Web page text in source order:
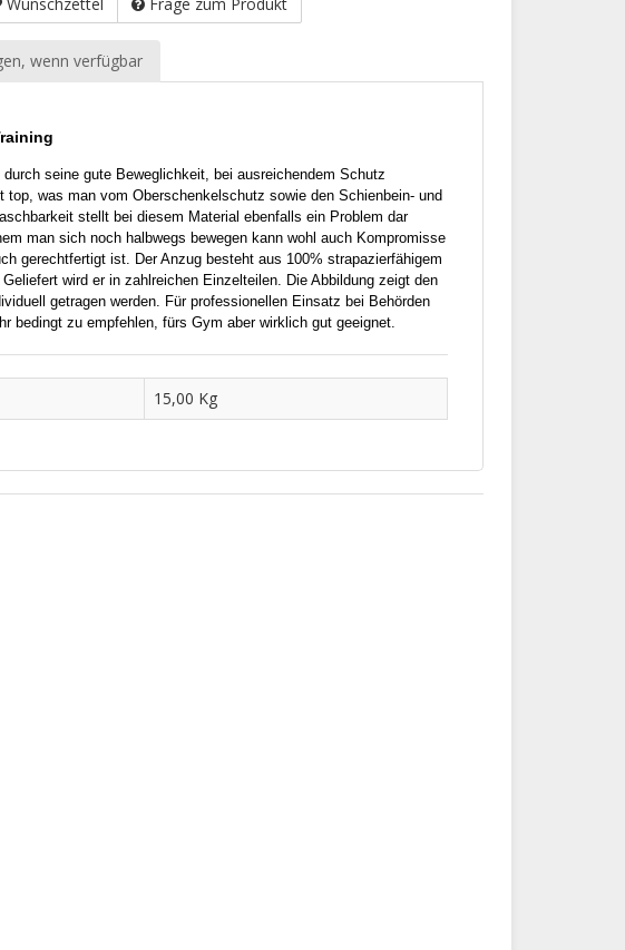
wenn verfügbar
seine gute Beweglichkeit, bei ausreichendem Schutz
was man vom Oberschenkelschutz sowie den Schienbein- und
stellt bei diesem Material ebenfalls ein Problem dar
man sich noch halbwegs bewegen kann wohl auch Kompromisse
gerechtfertigt ist. Der Anzug besteht aus 100% strapazierfähigem
wird er in zahlreichen Einzelteilen. Die Abbildung zeigt den
getragen werden. Für professionellen Einsatz bei Behörden
bedingt zu empfehlen, fürs Gym aber wirklich gut geeignet.
15,00 Kg